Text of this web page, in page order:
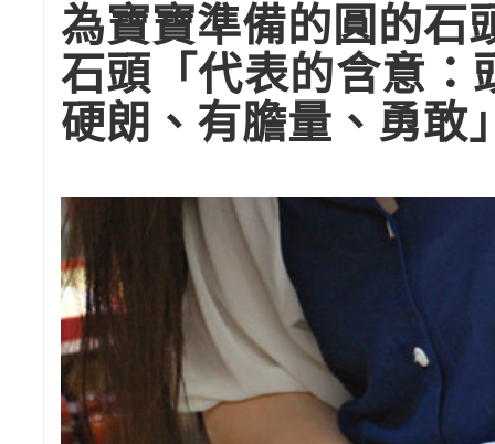
為寶寶準備的圓的石
石頭「代表的含意：
硬朗、有膽量、勇敢